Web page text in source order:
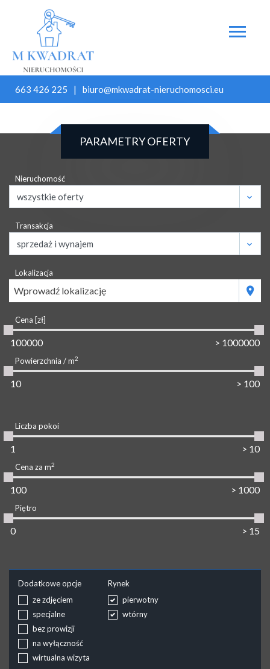
663 426 225 biuro@mkwadrat-nieruchomosci.eu
PARAMETRY OFERTY
Nieruchomość
Transakcja
Lokalizacja
Wprowadź lokalizację
Cena [zł]
Powierzchnia / m2
Liczba pokoi
Cena za m2
Piętro
Dodatkowe opcje
ze zdjęciem
specjalne
bez prowizji
na wyłączność
wirtualna wizyta
Rynek
pierwotny
wtórny